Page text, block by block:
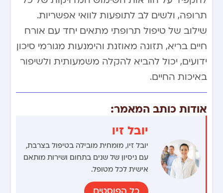
תרופה, ולשים לב לתופעות לוואי אפשריות.
שילוב של טיפול תרופתי מתאים יחד עם אורח
חיים בריא, תזונה מאוזנת והימנעות מגורמי סיכון
ידועים, יכול להביא להקלה משמעותית ולשיפור
באיכות החיים.
אודות כותב המאמר:
יובל זיו
יובל זיו, מומחית מובילה בטיפול בצרבת,
עם ניסיון של שנים בתחום ושירות מותאם
אישית לכל מטופל.